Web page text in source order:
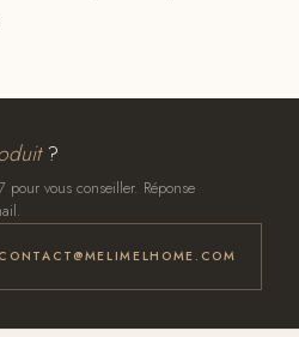
?
vous conseiller. Réponse
CONTACT@MELIMELHOME.COM